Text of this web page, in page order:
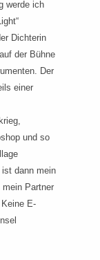
werde ich
Dichterin
der Bühne
Der
einer
und so
dann mein
Partner
E-